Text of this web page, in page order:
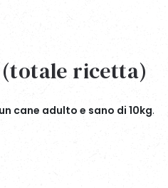
ricetta)
cane adulto e sano di 10kg.